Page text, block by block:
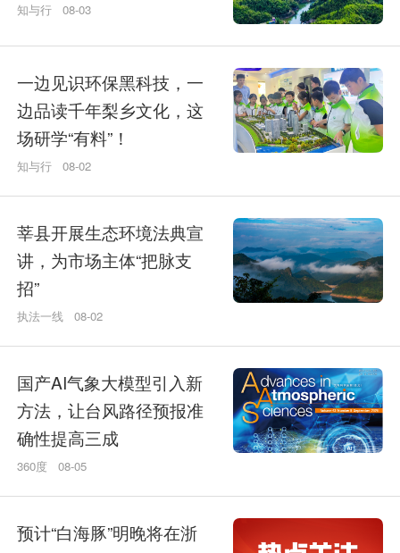
知与行 08-03
一边见识环保黑科技，一
边品读千年梨乡文化，这
场研学“有料”！
知与行 08-02
莘县开展生态环境法典宣
讲，为市场主体“把脉支
招”
执法一线 08-02
国产AI气象大模型引入新
方法，让台风路径预报准
确性提高三成
360度 08-05
预计“白海豚”明晚将在浙